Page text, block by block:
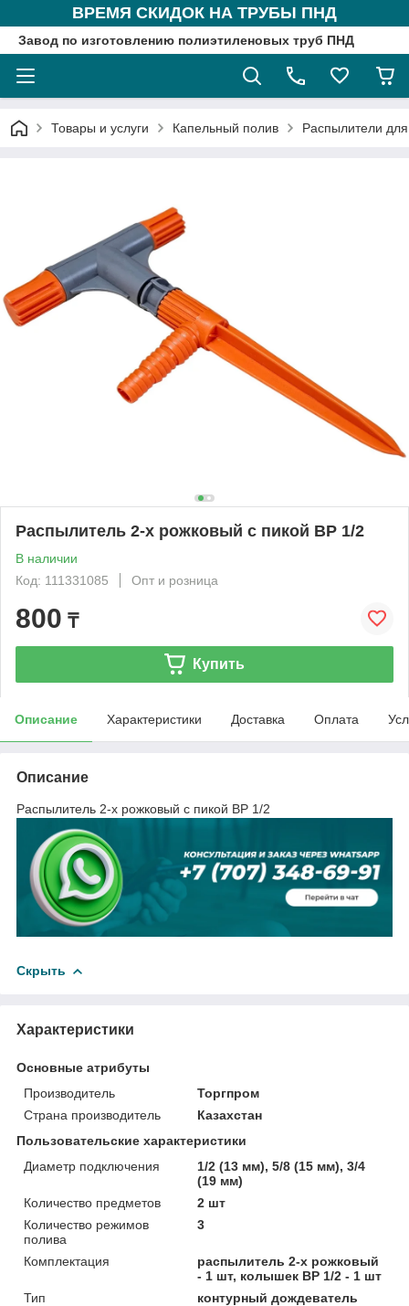
ВРЕМЯ СКИДОК НА ТРУБЫ ПНД
Завод по изготовлению полиэтиленовых труб ПНД
Товары и услуги Капельный полив Распылители
Распылитель 2-х рожковый с пикой ВР 1/2
В наличии
Код: 111331085
Опт и розница
800 ₸
Купить
Описание Характеристики Доставка Оплата
Описание
Распылитель 2-х рожковый с пикой ВР 1/2
Скрыть
Характеристики
Основные атрибуты
Производитель
Торгпром
Страна производитель
Казахстан
Пользовательские характеристики
Диаметр подключения
1/2 (13 мм), 5/8 (15 мм), 3/4
(19 мм)
Количество предметов
2 шт
Количество режимов
полива
3
Комплектация
распылитель 2-х рожковый
- 1 шт, колышек ВР 1/2 - 1 шт
Тип
контурный дождеватель